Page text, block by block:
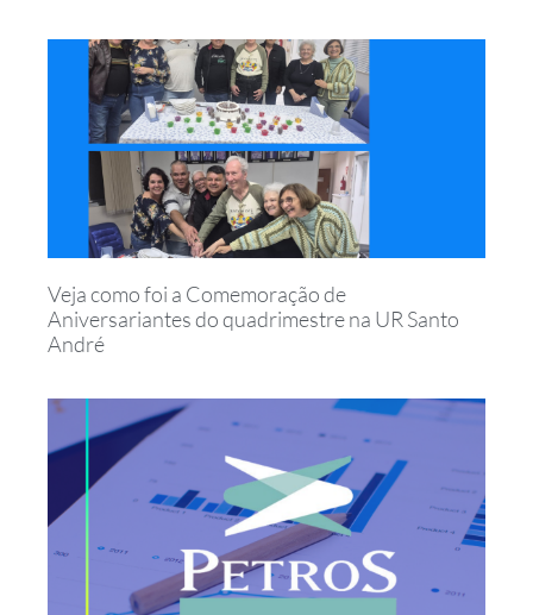
Veja como foi a Comemoração de
Aniversariantes do quadrimestre na UR Santo
André